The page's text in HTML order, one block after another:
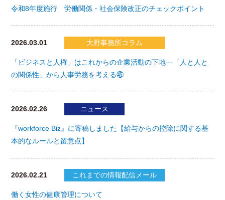
令和8年度施行 労働関係・社会保険改正のチェックポイント
2026.03.01 大野事務所コラム
「ビジネスと人権」はこれからの企業活動の下地―「人と人と
の関係性」から人事労務を考える㊺
2026.02.26 ニュース
『workforce Biz』に寄稿しました【給与からの控除に関する基
本的なルールと留意点】
2026.02.21 これまでの情報配信メール
働く女性の健康管理について